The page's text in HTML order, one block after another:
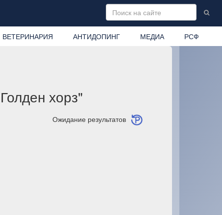
ВЕТЕРИНАРИЯ АНТИДОПИНГ МЕДИА РСФ
хорз"
Ожидание результатов